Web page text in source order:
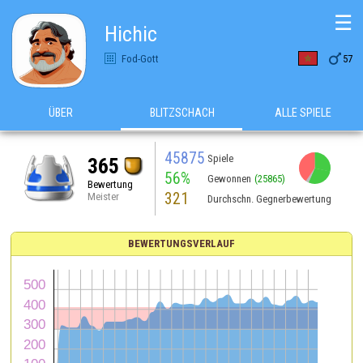
Hichic
Fod-Gott  57
☰
ÜBER BLITZSCHACH ALLE SPIELE
365
Bewertung
Meister
45875 Spiele
56% Gewonnen (25865)
321 Durchschn. Gegnerbewertung
BEWERTUNGSVERLAUF